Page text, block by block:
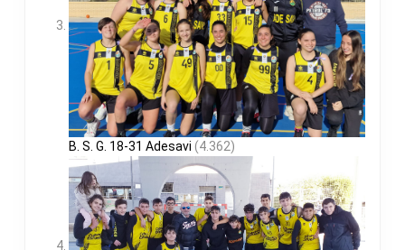
B. S. G. 18-31 Adesavi (4.362)